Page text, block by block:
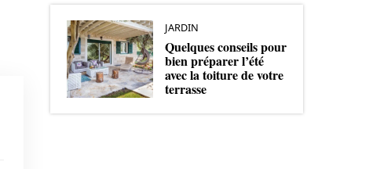
JARDIN
Quelques conseils pour
bien préparer l’été
avec la toiture de votre
terrasse